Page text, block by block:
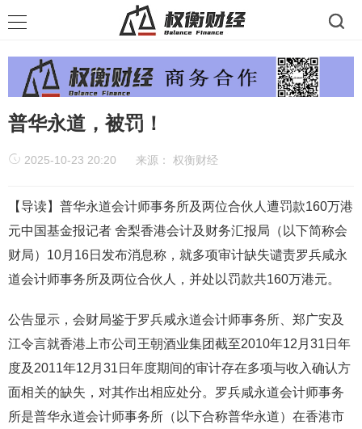
普华永道，被罚！
2025-10-23 20:20 来源： 权衡财经
【导读】普华永道会计师事务所及两位合伙人遭罚款160万港
元中国基金报记者 舍梨香港会计及财务汇报局（以下简称会
财局）10月16日发布消息称，就多项审计缺失谴责罗兵咸永
道会计师事务所及两位合伙人，并处以罚款共160万港元。
公告显示，会财局鉴于罗兵咸永道会计师事务所、郑广安及
江令言就香港上市公司王朝酒业集团截至2010年12月31日年
度及2011年12月31日年度期间的审计存在多项与收入确认方
面相关的缺失，对其作出相应处分。罗兵咸永道会计师事务
所是普华永道会计师事务所（以下合称普华永道）在香港市